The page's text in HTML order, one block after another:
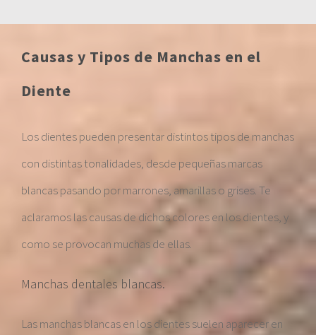
Causas y Tipos de Manchas en el
Diente
Los dientes pueden presentar distintos tipos de manchas
con distintas tonalidades, desde pequeñas marcas
blancas pasando por marrones, amarillas o grises. Te
aclaramos las causas de dichos colores en los dientes, y
como se provocan muchas de ellas.
Manchas dentales blancas.
Las manchas blancas en los dientes suelen aparecer en